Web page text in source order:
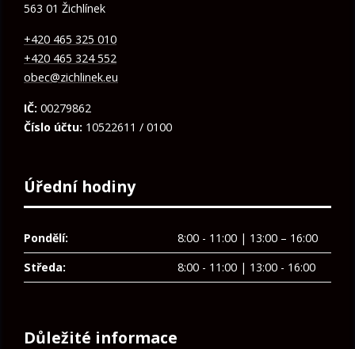
563 01 Žichlínek
+420 465 325 010
+420 465 324 552
obec@zichlinek.eu
IČ: 00279862
Číslo účtu: 10522611 / 0100
Úřední hodiny
Pondělí:
8:00 - 11:00 | 13:00 – 16:00
Středa:
8:00 - 11:00 | 13:00 - 16:00
Důležité informace